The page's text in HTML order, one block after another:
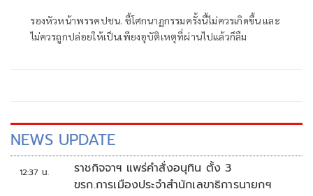
รองหัวหน้าพรรคปชน. ชี้โศกนาฏกรรมครั้งนี้ไม่ควรเกิดขึ้น และ
ไม่ควรถูกปล่อยให้เป็นเพียงอุบัติเหตุที่ผ่านไปแล้วก็ลืม
NEWS UPDATE
12:37 น.
ราชกิจจาฯ แพร่คำสั่งอนุทิน ตั้ง 3
ขรก.การเมืองประจำสำนักเลขาธิการนายกฯ